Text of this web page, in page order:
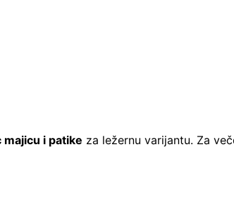
majicu i patike za ležernu varijantu. Za